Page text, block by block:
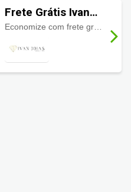
Frete Grátis Ivan
Joias